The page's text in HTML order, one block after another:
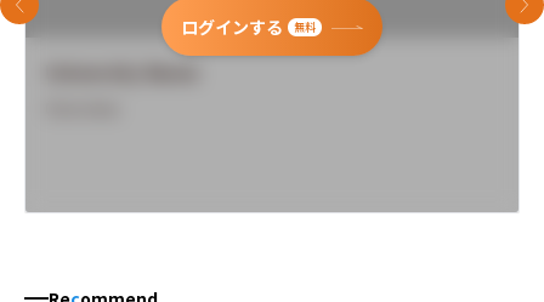
ログインする 無料
前のスライド 次